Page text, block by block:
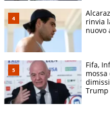
rinvia
nuovo
Fifa,
Trump